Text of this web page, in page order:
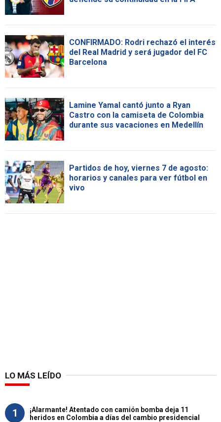
CONFIRMADO: Rodri rechazó el interés
del Real Madrid y será jugador del FC
Barcelona
Lamine Yamal cantó junto a Ryan
Castro con la camiseta de Colombia
durante sus vacaciones en Medellín
Partidos de hoy, viernes 7 de agosto:
horarios y canales para ver fútbol en
vivo
LO MÁS LEÍDO
1
¡Alarmante! Atentado con camión bomba deja 11
heridos en Colombia a días del cambio presidencial